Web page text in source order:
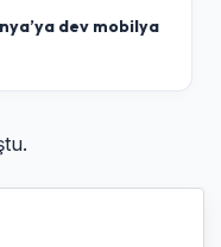
dev mobilya